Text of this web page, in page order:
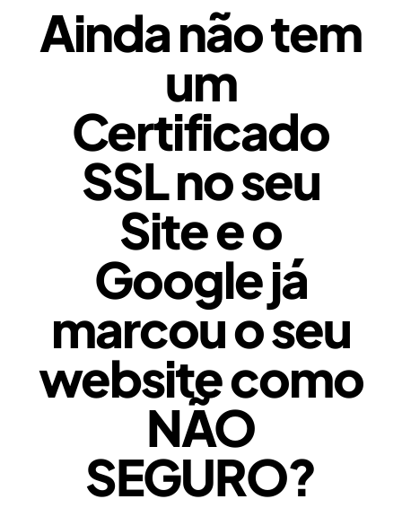
Ainda não tem
um
Certificado
SSL no seu
Site e o
Google já
marcou o seu
website como
NÃO
SEGURO?